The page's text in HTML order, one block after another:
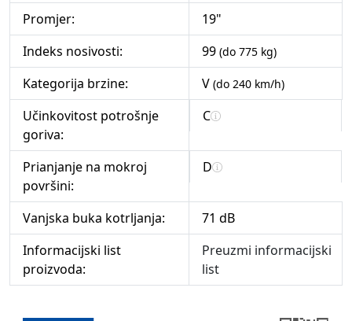
Promjer:
19"
Indeks nosivosti:
99 (do 775 kg)
Kategorija brzine: V (do 240 km/h)
Učinkovitost potrošnje
goriva:
C
Prianjanje na mokroj
površini:
D
Vanjska buka kotrljanja:
71 dB
Informacijski list
proizvoda:
Preuzmi informacijski
list